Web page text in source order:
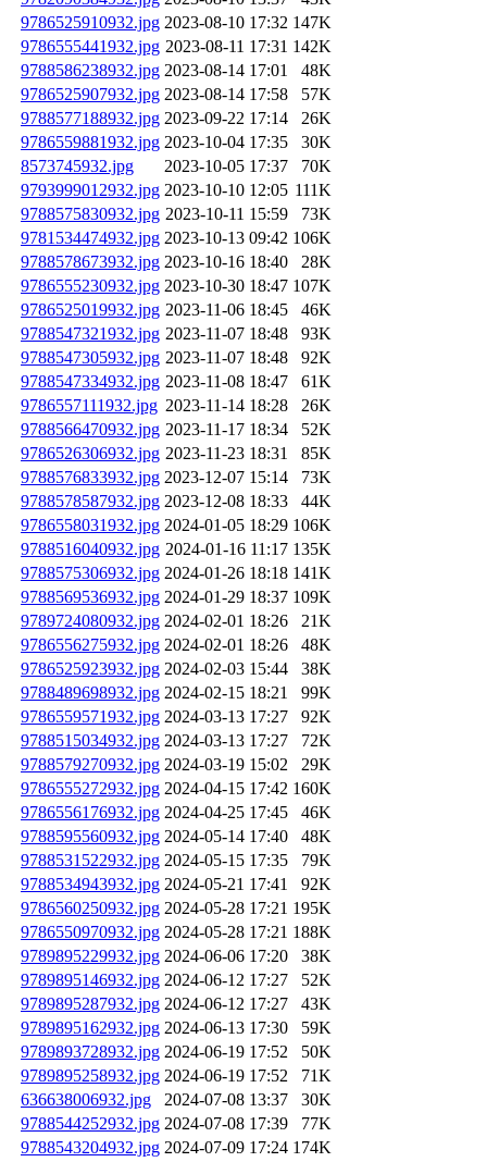
9786525910932.jpg 2023-08-10 17:32 147K
9786555441932.jpg 2023-08-11 17:31 142K
9788586238932.jpg 2023-08-14 17:01
48K
9786525907932.jpg 2023-08-14 17:58
57K
9788577188932.jpg 2023-09-22 17:14
26K
9786559881932.jpg 2023-10-04 17:35
30K
8573745932.jpg
2023-10-05 17:37
70K
9793999012932.jpg 2023-10-10 12:05 111K
9788575830932.jpg 2023-10-11 15:59
73K
9781534474932.jpg 2023-10-13 09:42 106K
9788578673932.jpg 2023-10-16 18:40
28K
9786555230932.jpg 2023-10-30 18:47 107K
9786525019932.jpg 2023-11-06 18:45
46K
9788547321932.jpg 2023-11-07 18:48
93K
9788547305932.jpg 2023-11-07 18:48
92K
9788547334932.jpg 2023-11-08 18:47
61K
9786557111932.jpg 2023-11-14 18:28
26K
9788566470932.jpg 2023-11-17 18:34
52K
9786526306932.jpg 2023-11-23 18:31
85K
9788576833932.jpg 2023-12-07 15:14
73K
9788578587932.jpg 2023-12-08 18:33
44K
9786558031932.jpg 2024-01-05 18:29 106K
9788516040932.jpg 2024-01-16 11:17 135K
9788575306932.jpg 2024-01-26 18:18 141K
9788569536932.jpg 2024-01-29 18:37 109K
9789724080932.jpg 2024-02-01 18:26
21K
9786556275932.jpg 2024-02-01 18:26
48K
9786525923932.jpg 2024-02-03 15:44
38K
9788489698932.jpg 2024-02-15 18:21
99K
9786559571932.jpg 2024-03-13 17:27
92K
9788515034932.jpg 2024-03-13 17:27
72K
9788579270932.jpg 2024-03-19 15:02
29K
9786555272932.jpg 2024-04-15 17:42 160K
9786556176932.jpg 2024-04-25 17:45
46K
9788595560932.jpg 2024-05-14 17:40
48K
9788531522932.jpg 2024-05-15 17:35
79K
9788534943932.jpg 2024-05-21 17:41
92K
9786560250932.jpg 2024-05-28 17:21 195K
9786550970932.jpg 2024-05-28 17:21 188K
9789895229932.jpg 2024-06-06 17:20
38K
9789895146932.jpg 2024-06-12 17:27
52K
9789895287932.jpg 2024-06-12 17:27
43K
9789895162932.jpg 2024-06-13 17:30
59K
9789893728932.jpg 2024-06-19 17:52
50K
9789895258932.jpg 2024-06-19 17:52
71K
636638006932.jpg
2024-07-08 13:37
30K
9788544252932.jpg 2024-07-08 17:39
77K
9788543204932.jpg 2024-07-09 17:24 174K